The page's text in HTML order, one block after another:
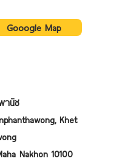
Gooogle Map
านิช
Khet
Nakhon 10100